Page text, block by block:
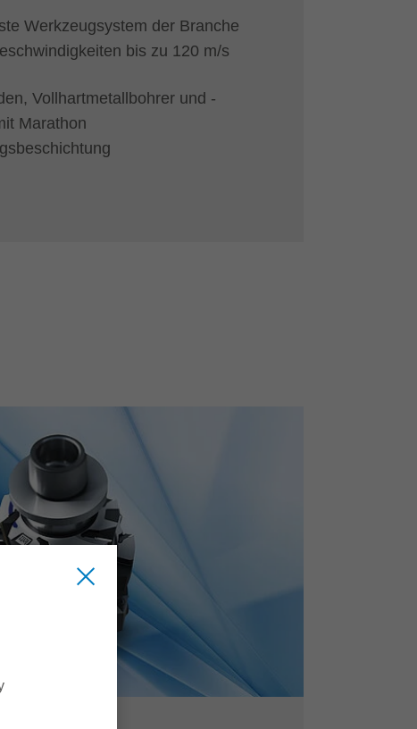
Werkzeugsystem der Branche
bis zu 120 m/s
Vollhartmetallbohrer und -
Marathon